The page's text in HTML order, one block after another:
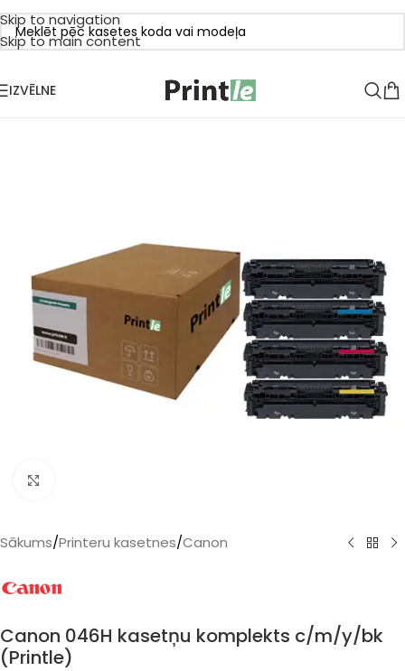
Skip to navigation
Skip to main content
IZVĒLNE
Sākums/Printeru kasetnes/Canon
Canon 046H kasetņu komplekts c/m/y/bk
(Printle)